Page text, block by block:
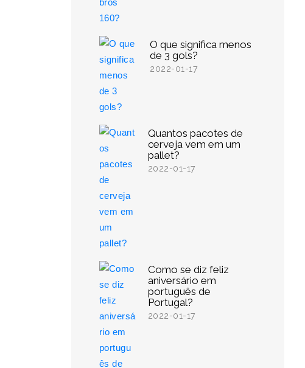
O que significa menos
de 3 gols?
2022-01-17
Quantos pacotes de
cerveja vem em um
pallet?
2022-01-17
Como se diz feliz
aniversário em
português de
Portugal?
2022-01-17